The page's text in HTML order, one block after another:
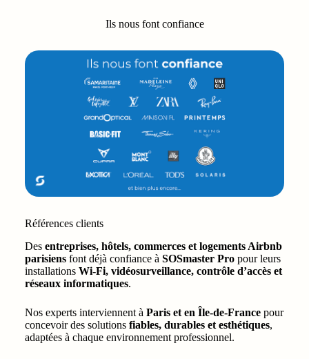
Ils nous font confiance
Références clients
Des entreprises, hôtels, commerces et logements Airbnb
parisiensfont déjà confiance à SOSmaster Propour leurs
installations Wi-Fi, vidéosurveillance, contrôle d’accès et
réseaux informatiques.
Nos experts interviennent à Paris et en Île-de-Francepour
concevoir des solutions fiables, durables et esthétiques,
adaptées à chaque environnement professionnel.